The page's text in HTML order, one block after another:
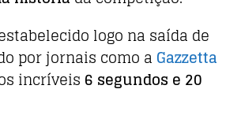
logo na saída de
por jornais como a Gazzetta
incríveis 6 segundos e 20